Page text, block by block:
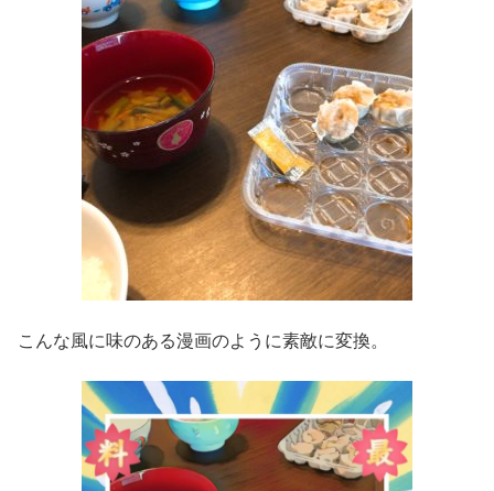
こんな風に味のある漫画のように素敵に変換。